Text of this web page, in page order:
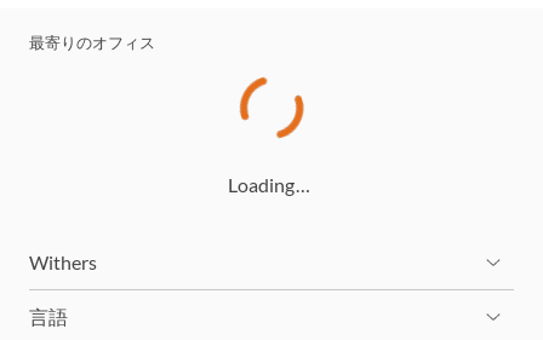
最寄りのオフィス
Loading…
Withers
言語